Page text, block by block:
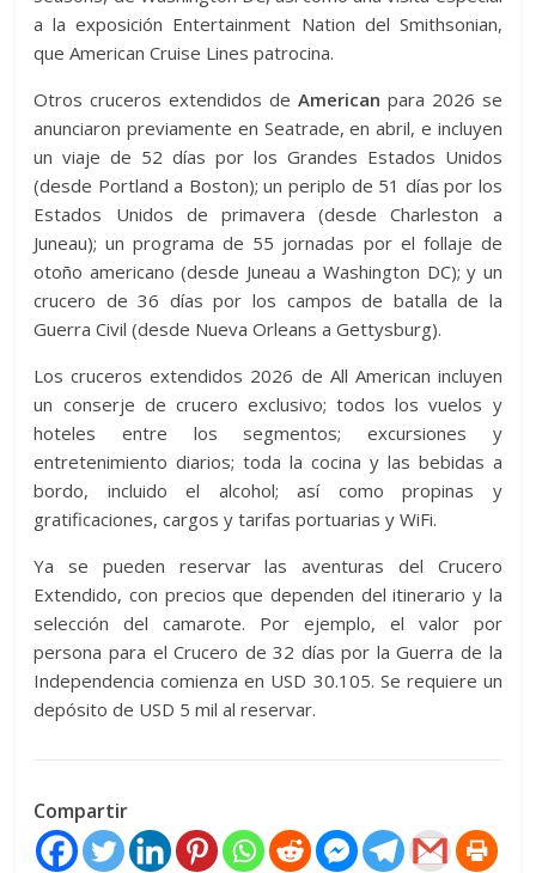
a la exposición Entertainment Nation del Smithsonian,
que American Cruise Lines patrocina.
Otros cruceros extendidos de American para 2026 se
anunciaron previamente en Seatrade, en abril, e incluyen
un viaje de 52 días por los Grandes Estados Unidos
(desde Portland a Boston); un periplo de 51 días por los
Estados Unidos de primavera (desde Charleston a
Juneau); un programa de 55 jornadas por el follaje de
otoño americano (desde Juneau a Washington DC); y un
crucero de 36 días por los campos de batalla de la
Guerra Civil (desde Nueva Orleans a Gettysburg).
Los cruceros extendidos 2026 de All American incluyen
un conserje de crucero exclusivo; todos los vuelos y
hoteles entre los segmentos; excursiones y
entretenimiento diarios; toda la cocina y las bebidas a
bordo, incluido el alcohol; así como propinas y
gratificaciones, cargos y tarifas portuarias y WiFi.
Ya se pueden reservar las aventuras del Crucero
Extendido, con precios que dependen del itinerario y la
selección del camarote. Por ejemplo, el valor por
persona para el Crucero de 32 días por la Guerra de la
Independencia comienza en USD 30.105. Se requiere un
depósito de USD 5 mil al reservar.
Compartir